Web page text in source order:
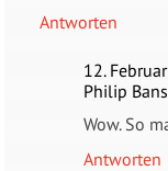
Antworten
12.
Philip
Wow. So
Antworten